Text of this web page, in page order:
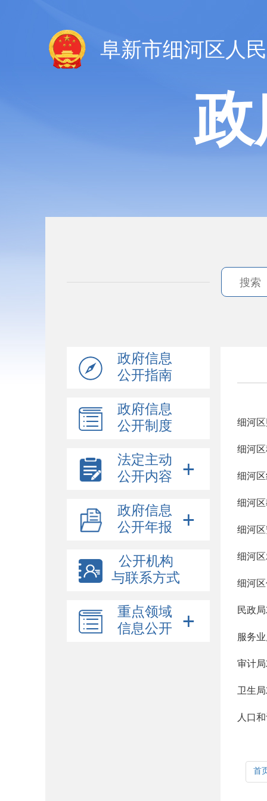
阜新市细河区人
政府信息
公开指南
政府信息
公开制度
法定主动
公开内容
政府信息
公开年报
公开机构
与联系方式
重点领域
信息公开
细河
细河
细河
细河
细河
细河
细河
民政
服务
审计
卫生
人口
首